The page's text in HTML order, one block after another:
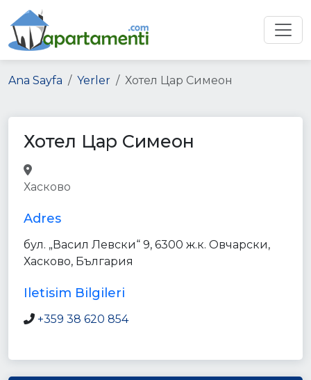
Ana Sayfa Yerler Хотел Цар Симеон
Хотел Цар Симеон
Хасково
Adres
бул. „Васил Левски“ 9, 6300 ж.к. Овчарски,
Хасково, България
Iletisim Bilgileri
+359 38 620 854